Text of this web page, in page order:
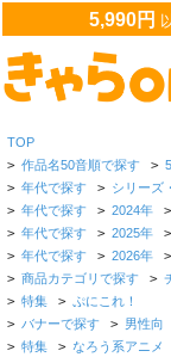
5,990円
TOP
> 作品名50音順で探す >
> 年代で探す > シリーズ
> 年代で探す > 2024年 >
> 年代で探す > 2025年 >
> 年代で探す > 2026年 >
> 商品カテゴリで探す >
> 特集 > ぷにこれ！
> バナーで探す > 男性向
> 特集 > なろう系アニメ